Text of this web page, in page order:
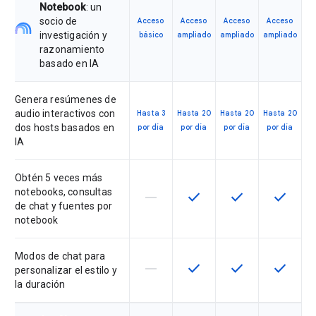
Notebook: un
socio de
investigación y
razonamiento
basado en IA
Acceso
básico
Acceso
ampliado
Acceso
ampliado
Acceso
ampliado
Genera resúmenes de
audio interactivos con
dos hosts basados en
IA
Hasta 3
por día
Hasta 20
por día
Hasta 20
por día
Hasta 20
por día
Obtén 5 veces más
notebooks, consultas
de chat y fuentes por
notebook
Esta función no está disponible en
horizontal_rule Esta función está
check Esta función
check Esta
check
Modos de chat para
personalizar el estilo y
la duración
Esta función no está disponible en
horizontal_rule Esta función está
check Esta función
check Esta
check